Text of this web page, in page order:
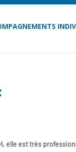
elle est très